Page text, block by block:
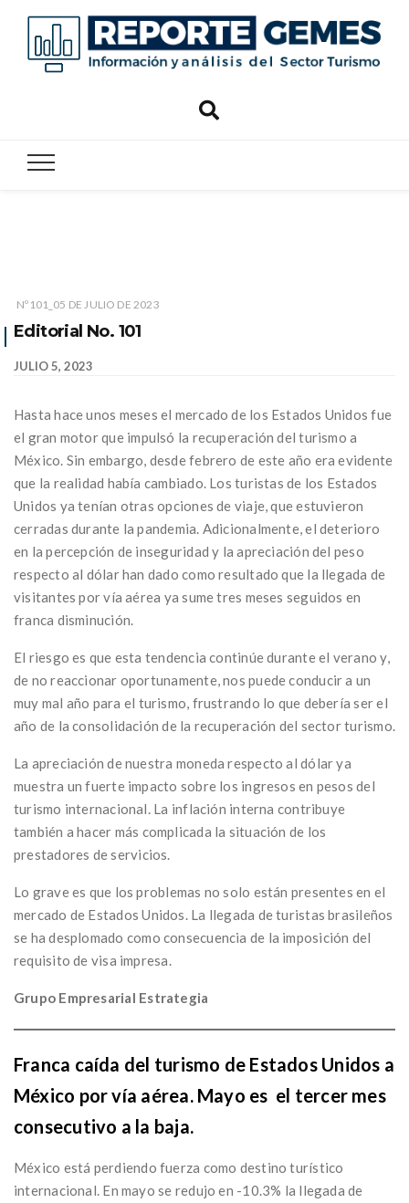
Nº101_05 DE JULIO DE 2023
Editorial No. 101
JULIO 5, 2023
Hasta hace unos meses el mercado de los Estados Unidos fue
el gran motor que impulsó la recuperación del turismo a
México. Sin embargo, desde febrero de este año era evidente
que la realidad había cambiado. Los turistas de los Estados
Unidos ya tenían otras opciones de viaje, que estuvieron
cerradas durante la pandemia. Adicionalmente, el deterioro
en la percepción de inseguridad y la apreciación del peso
respecto al dólar han dado como resultado que la llegada de
visitantes por vía aérea ya sume tres meses seguidos en
franca disminución.
El riesgo es que esta tendencia continúe durante el verano y,
de no reaccionar oportunamente, nos puede conducir a un
muy mal año para el turismo, frustrando lo que debería ser el
año de la consolidación de la recuperación del sector turismo.
La apreciación de nuestra moneda respecto al dólar ya
muestra un fuerte impacto sobre los ingresos en pesos del
turismo internacional. La inflación interna contribuye
también a hacer más complicada la situación de los
prestadores de servicios.
Lo grave es que los problemas no solo están presentes en el
mercado de Estados Unidos. La llegada de turistas brasileños
se ha desplomado como consecuencia de la imposición del
requisito de visa impresa.
Grupo Empresarial Estrategia
Franca caída del turismo de Estados Unidos a
México por vía aérea. Mayo es el tercer mes
consecutivo a la baja.
México está perdiendo fuerza como destino turístico
internacional. En mayo se redujo en -10.3% la llegada de